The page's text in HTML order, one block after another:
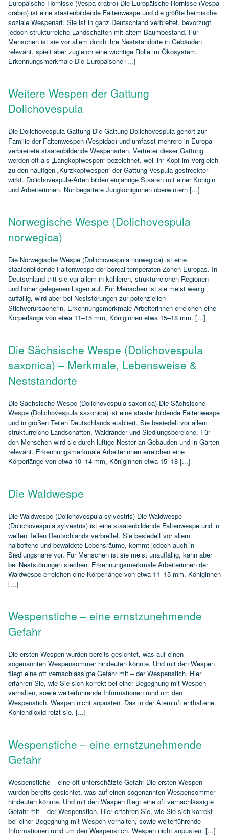
Europäische Hornisse (Vespa crabro) Die Europäische Hornisse (Vespa
crabro) ist eine staatenbildende Faltenwespe und die größte heimische
soziale Wespenart. Sie ist in ganz Deutschland verbreitet, bevorzugt
jedoch strukturreiche Landschaften mit altem Baumbestand. Für
Menschen ist sie vor allem durch ihre Neststandorte in Gebäuden
relevant, spielt aber zugleich eine wichtige Rolle im Ökosystem.
Erkennungsmerkmale Die Europäische [...]
Weitere Wespen der Gattung
Dolichovespula
Die Dolichovespula Gattung Die Gattung Dolichovespula gehört zur
Familie der Faltenwespen (Vespidae) und umfasst mehrere in Europa
verbreitete staatenbildende Wespenarten. Vertreter dieser Gattung
werden oft als „Langkopfwespen“ bezeichnet, weil ihr Kopf im Vergleich
zu den häufigen „Kurzkopfwespen“ der Gattung Vespula gestreckter
wirkt. Dolichovespula‑Arten bilden einjährige Staaten mit einer Königin
und Arbeiterinnen. Nur begattete Jungköniginnen überwintern [...]
Norwegische Wespe (Dolichovespula
norwegica)
Die Norwegische Wespe (Dolichovespula norwegica) ist eine
staatenbildende Faltenwespe der boreal‑temperaten Zonen Europas. In
Deutschland tritt sie vor allem in kühleren, strukturreichen Regionen
und höher gelegenen Lagen auf. Für Menschen ist sie meist wenig
auffällig, wird aber bei Neststörungen zur potenziellen
Stichverursacherin. Erkennungsmerkmale Arbeiterinnen erreichen eine
Körperlänge von etwa 11–15 mm, Königinnen etwa 15–18 mm. [...]
Die Sächsische Wespe (Dolichovespula
saxonica) – Merkmale, Lebensweise &
Neststandorte
Die Sächsische Wespe (Dolichovespula saxonica) Die Sächsische
Wespe (Dolichovespula saxonica) ist eine staatenbildende Faltenwespe
und in großen Teilen Deutschlands etabliert. Sie besiedelt vor allem
strukturreiche Landschaften, Waldränder und Siedlungsbereiche. Für
den Menschen wird sie durch luftige Nester an Gebäuden und in Gärten
relevant. Erkennungsmerkmale Arbeiterinnen erreichen eine
Körperlänge von etwa 10–14 mm, Königinnen etwa 15–18 [...]
Die Waldwespe
Die Waldwespe (Dolichovespula sylvestris) Die Waldwespe
(Dolichovespula sylvestris) ist eine staatenbildende Faltenwespe und in
weiten Teilen Deutschlands verbreitet. Sie besiedelt vor allem
halboffene und bewaldete Lebensräume, kommt jedoch auch in
Siedlungsnähe vor. Für Menschen ist sie meist unauffällig, kann aber
bei Neststörungen stechen. Erkennungsmerkmale Arbeiterinnen der
Waldwespe erreichen eine Körperlänge von etwa 11–15 mm, Königinnen
[...]
Wespenstiche – eine ernstzunehmende
Gefahr
Die ersten Wespen wurden bereits gesichtet, was auf einen
sogenannten Wespensommer hindeuten könnte. Und mit den Wespen
fliegt eine oft vernachlässigte Gefahr mit – der Wespenstich. Hier
erfahren Sie, wie Sie sich korrekt bei einer Begegnung mit Wespen
verhalten, sowie weiterführende Informationen rund um den
Wespenstich. Wespen nicht anpusten. Das in der Atemluft enthaltene
Kohlendioxid reizt sie. [...]
Wespenstiche – eine ernstzunehmende
Gefahr
Wespenstiche – eine oft unterschätzte Gefahr Die ersten Wespen
wurden bereits gesichtet, was auf einen sogenannten Wespensommer
hindeuten könnte. Und mit den Wespen fliegt eine oft vernachlässigte
Gefahr mit – der Wespenstich. Hier erfahren Sie, wie Sie sich korrekt
bei einer Begegnung mit Wespen verhalten, sowie weiterführende
Informationen rund um den Wespenstich. Wespen nicht anpusten. [...]